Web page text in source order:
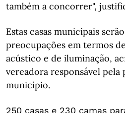
também a concorrer",
Estas casas municipais
preocupações em termos
acústico e de iluminação,
vereadora responsável pela
município.
250 casas e 230 camas